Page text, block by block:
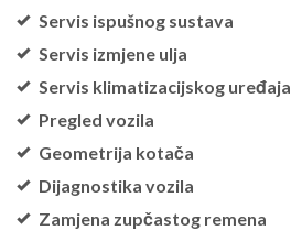
Servis ispušnog sustava
Servis izmjene ulja
Servis klimatizacijskog uređaja
Pregled vozila
Geometrija kotača
Dijagnostika vozila
Zamjena zupčastog remena